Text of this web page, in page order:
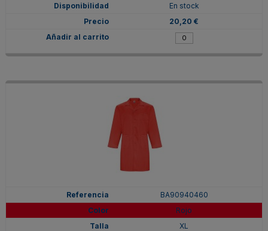
En stock
20,20 €
BA90940460
Rojo
XL